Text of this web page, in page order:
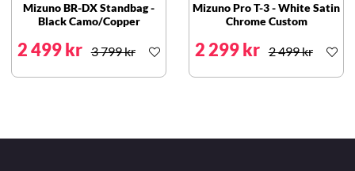
Mizuno BR-DX Standbag -
Black Camo/Copper
2 499 kr 3 799 kr
Mizuno Pro T-3 - White Satin
Chrome Custom
2 299 kr 2 499 kr